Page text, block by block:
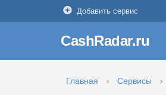
Добавить сервис
CashRadar.ru
Главная Сервисы